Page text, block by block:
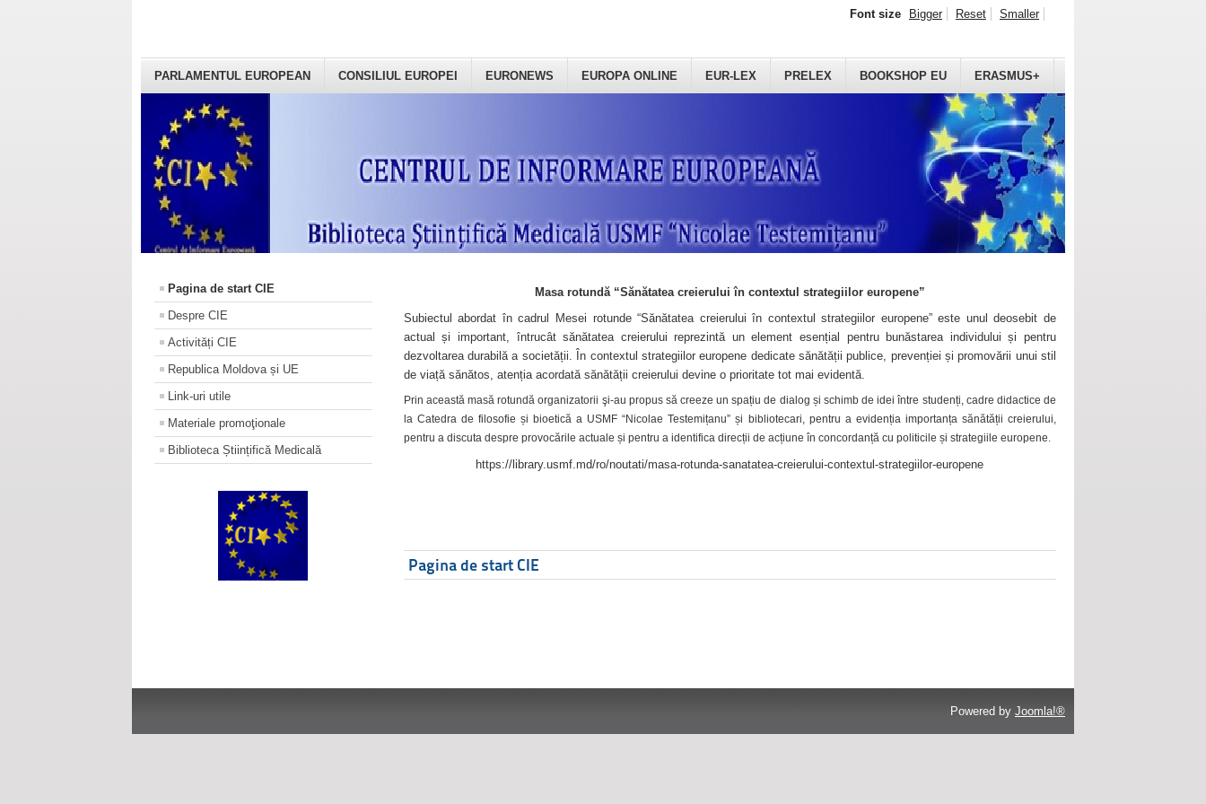
PARLAMENTUL EUROPEAN CONSILIUL EUROPEI EURONEWS EUROPA ONLINE EUR-LEX PRELEX BOOKSHOP EU ERASMUS+
Font size Bigger Reset Smaller
Pagina de start CIE
Despre CIE
Activități CIE
Republica Moldova și UE
Link-uri utile
Materiale promoţionale
Biblioteca Științifică Medicală
Masa rotundă “Sănătatea creierului în contextul strategiilor europene”
Subiectul abordat în cadrul Mesei rotunde “Sănătatea creierului în contextul strategiilor europene” este unul deosebit de
actual și important, întrucât sănătatea creierului reprezintă un element esențial pentru bunăstarea individului și pentru
dezvoltarea durabilă a societății. În contextul strategiilor europene dedicate sănătății publice, prevenției și promovării unui stil
de viață sănătos, atenția acordată sănătății creierului devine o prioritate tot mai evidentă.
Prin această masă rotundă organizatorii şi-au propus să creeze un spațiu de dialog și schimb de idei între studenți, cadre didactice de
la Catedra de filosofie și bioetică a USMF “Nicolae Testemițanu” și bibliotecari, pentru a evidenția importanța sănătății creierului,
pentru a discuta despre provocările actuale și pentru a identifica direcții de acțiune în concordanță cu politicile și strategiile europene.
https://library.usmf.md/ro/noutati/masa-rotunda-sanatatea-creierului-contextul-strategiilor-europene
Pagina de start CIE
Powered by Joomla!®